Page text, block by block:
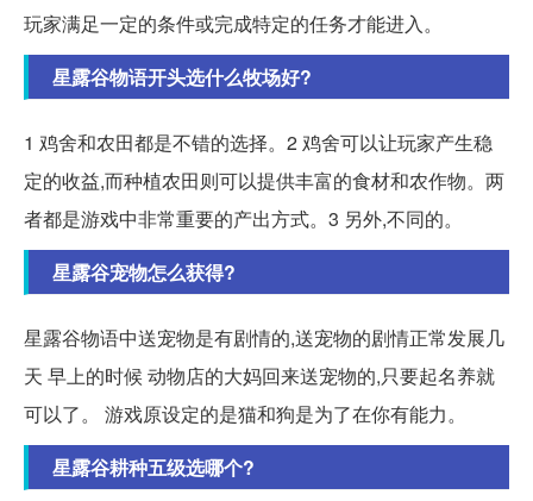
玩家满足一定的条件或完成特定的任务才能进入。
星露谷物语开头选什么牧场好?
1 鸡舍和农田都是不错的选择。2 鸡舍可以让玩家产生稳
定的收益,而种植农田则可以提供丰富的食材和农作物。两
者都是游戏中非常重要的产出方式。3 另外,不同的。
星露谷宠物怎么获得?
星露谷物语中送宠物是有剧情的,送宠物的剧情正常发展几
天 早上的时候 动物店的大妈回来送宠物的,只要起名养就
可以了。 游戏原设定的是猫和狗是为了在你有能力。
星露谷耕种五级选哪个?